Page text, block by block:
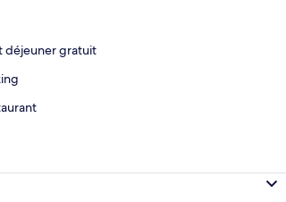
déjeuner gratuit